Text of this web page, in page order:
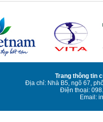
Trang thông tin
Địa chỉ: Nhà B5, ngõ 67,
Điện thoại:
Email: